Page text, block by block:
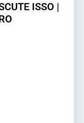
ISSO |